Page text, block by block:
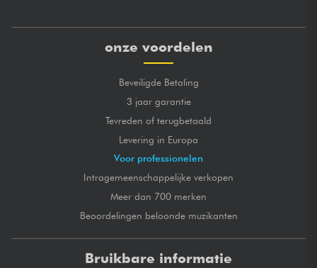
onze voordelen
Beveiligde Betaling
3 jaar garantie
Tevreden of terugbetaald
Levering in Europa
Voor professionelen
Intragemeenschappelijke verkopen
Meer dan 700 merken
Beoordelingen beloonde muzikanten
Bruikbare informatie